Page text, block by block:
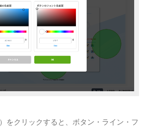
をクリックすると、ボタン・ライン・フ